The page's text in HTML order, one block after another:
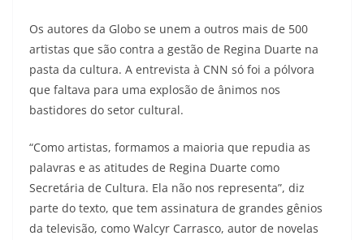
Os autores da Globo se unem a outros mais de 500
artistas que são contra a gestão de Regina Duarte na
pasta da cultura. A entrevista à CNN só foi a pólvora
que faltava para uma explosão de ânimos nos
bastidores do setor cultural.
“Como artistas, formamos a maioria que repudia as
palavras e as atitudes de Regina Duarte como
Secretária de Cultura. Ela não nos representa”, diz
parte do texto, que tem assinatura de grandes gênios
da televisão, como Walcyr Carrasco, autor de novelas